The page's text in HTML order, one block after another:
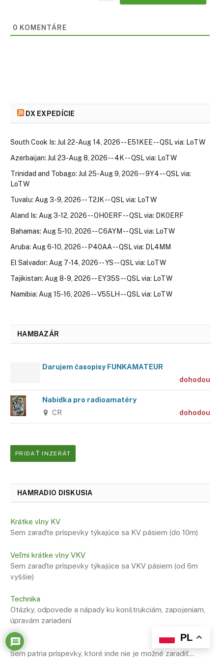
0 KOMENTÁRE
DX EXPEDÍCIE
South Cook Is: Jul 22-Aug 14, 2026 -- E51KEE -- QSL via: LoTW
Azerbaijan: Jul 23-Aug 8, 2026 -- 4K -- QSL via: LoTW
Trinidad and Tobago: Jul 25-Aug 9, 2026 -- 9Y4 -- QSL via:
LoTW
Tuvalu: Aug 3-9, 2026 -- T2JK -- QSL via: LoTW
Aland Is: Aug 3-12, 2026 -- OH0ERF -- QSL via: DK0ERF
Bahamas: Aug 5-10, 2026 -- C6AYM -- QSL via: LoTW
Aruba: Aug 6-10, 2026 -- P40AA -- QSL via: DL4MM
El Salvador: Aug 7-14, 2026 -- YS -- QSL via: LoTW
Tajikistan: Aug 8-9, 2026 -- EY35S -- QSL via: LoTW
Namibia: Aug 15-16, 2026 -- V55LH -- QSL via: LoTW
HAMBAZÁR
Darujem časopisy FUNKAMATEUR
dohodou
Nabídka pro radioamatéry
CR dohodou
PRIDAŤ INZERÁT
HAMRADIO DISKUSIA
Krátke vlny KV
Sem zaraďte príspevky týkajúce sa KV pásiem (do 10m)
Veľmi krátke vlny VKV
Sem zaraďte príspevky týkajúce sa VKV pásiem (od 6m
vyššie)
Technika
Otázky, odpovede a nápady ku konštrukciám, zapojeniam,
úpravám zariadení
Iné
Sem patria príspevky, ktoré inde nie je možné zaradiť…
PL